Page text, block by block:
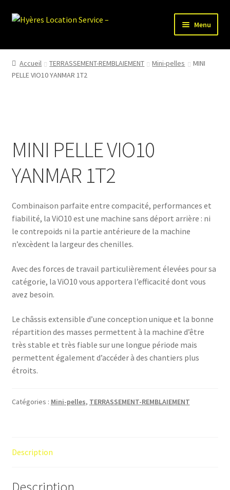
Aller
Aller
Menu
HLS-ACCUEIL
LOCATION MATERIEL
Accueil TERRASSEMENT-REMBLAIEMENT Mini-pelles
MINI
PELLE VIO10 YANMAR 1T2
MINI PELLE VIO10
YANMAR 1T2
Combinaison parfaite entre compacité, performances et
fiabilité, la ViO10 est une machine sans déport arrière : ni
le contrepoids ni la partie antérieure de la machine
n’excèdent la largeur des chenilles.
Avec des forces de travail particulièrement élevées pour sa
catégorie, la ViO10 vous apportera l’efficacité dont vous
avez besoin.
Le châssis extensible d’une conception unique et la bonne
répartition des masses permettent à la machine d’être
très stable et très fiable sur une longue période mais
permettent également d’accéder à des chantiers plus
étroits.
Catégories : Mini-pelles, TERRASSEMENT-REMBLAIEMENT
Description